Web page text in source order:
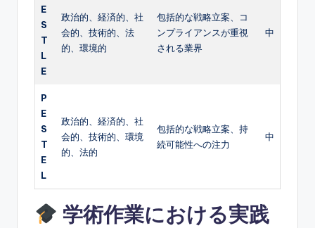
E
S
T
L
E
政治的、経済的、社
会的、技術的、法
的、環境的
包括的な戦略立案、コ
ンプライアンスが重視
される業界
中
P
E
S
T
E
L
政治的、経済的、社
会的、技術的、環境
的、法的
包括的な戦略立案、持
続可能性への注力
中
学術作業における実践